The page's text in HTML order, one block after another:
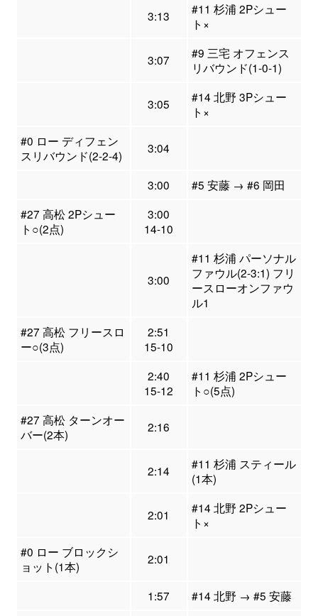
3:13
#11 杉浦 2Pシュー
ト×
3:07
#9 三宅 オフェンス
リバウンド(1-0-1)
3:05
#14 北野 3Pシュー
ト×
#0 ロー ディフェン
スリバウンド(2-2-4)
3:04
3:00
#5 安藤 → #6 岡田
#27 高松 2Pシュー
ト○(2点)
3:00
14-10
3:00
#11 杉浦 パーソナル
ファウル(2-3:1) フリ
ースローオンファウ
ル1
#27 高松 フリースロ
ー○(3点)
2:51
15-10
2:40
15-12
#11 杉浦 2Pシュー
ト○(5点)
#27 高松 ターンオー
バー(2本)
2:16
2:14
#11 杉浦 スティール
(1本)
2:01
#14 北野 2Pシュー
ト×
#0 ロー ブロックシ
ョット(1本)
2:01
1:57 #14 北野 → #5 安藤